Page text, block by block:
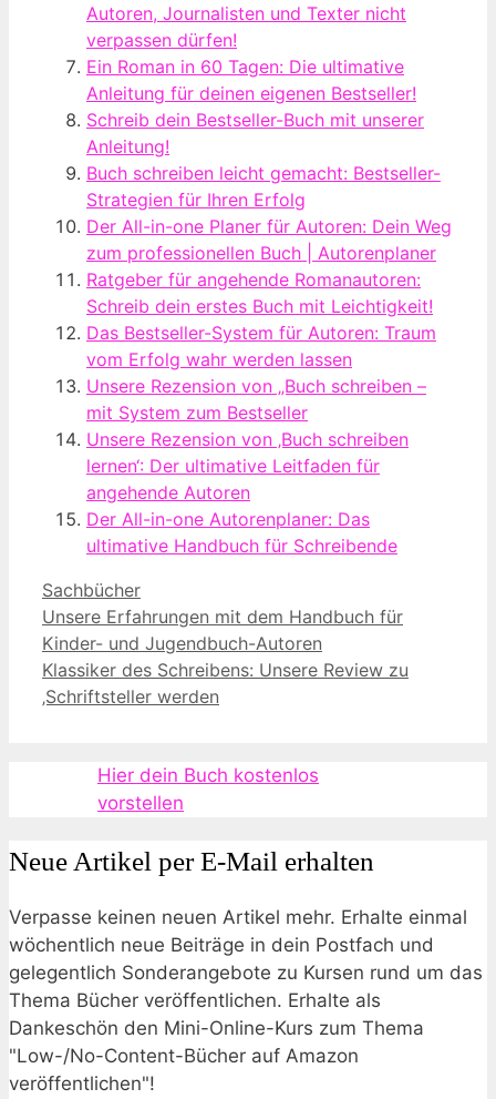
Autoren, Journalisten und Texter nicht
verpassen dürfen!
Ein Roman in 60 Tagen: Die ultimative
Anleitung für deinen eigenen Bestseller!
Schreib dein Bestseller-Buch mit unserer
Anleitung!
Buch schreiben leicht gemacht: Bestseller-
Strategien für Ihren Erfolg
Der All-in-one Planer für Autoren: Dein Weg
zum professionellen Buch | Autorenplaner
Ratgeber für angehende Romanautoren:
Schreib dein erstes Buch mit Leichtigkeit!
Das Bestseller-System für Autoren: Traum
vom Erfolg wahr werden lassen
Unsere Rezension von „Buch schreiben –
mit System zum Bestseller
Unsere Rezension von ‚Buch schreiben
lernen‘: Der ultimative Leitfaden für
angehende Autoren
Der All-in-one Autorenplaner: Das
ultimative Handbuch für Schreibende
Kategorien
Sachbücher
Unsere Erfahrungen mit dem Handbuch für
Kinder- und Jugendbuch-Autoren
Klassiker des Schreibens: Unsere Review zu
‚Schriftsteller werden
Hier dein Buch kostenlos
vorstellen
Neue Artikel per E-Mail erhalten
Verpasse keinen neuen Artikel mehr. Erhalte einmal
wöchentlich neue Beiträge in dein Postfach und
gelegentlich Sonderangebote zu Kursen rund um das
Thema Bücher veröffentlichen. Erhalte als
Dankeschön den Mini-Online-Kurs zum Thema
"Low-/No-Content-Bücher auf Amazon
veröffentlichen"!